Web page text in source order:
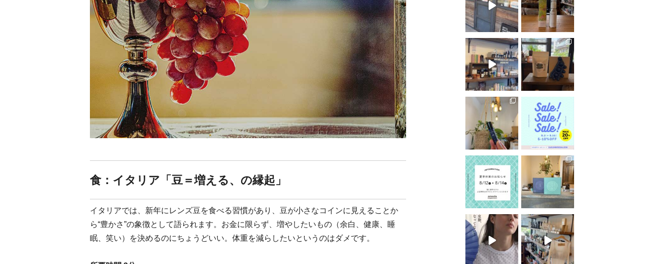
食：イタリア「豆＝増える、の縁起」
イタリアでは、新年にレンズ豆を食べる習慣があり、豆が小さなコインに見えることか
ら“豊かさ”の象徴として語られます。お金に限らず、増やしたいもの（余白、健康、睡
眠、笑い）を決めるのにちょうどいい。体重を減らしたいというのはダメです。